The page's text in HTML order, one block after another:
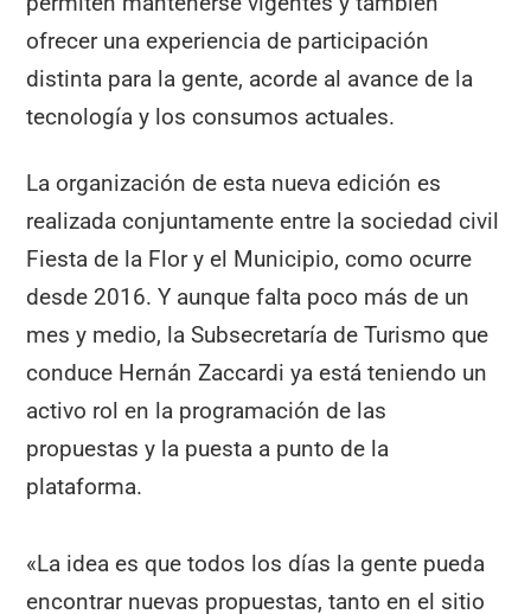
ofrecer una experiencia de participación
distinta para la gente, acorde al avance de la
tecnología y los consumos actuales.
La organización de esta nueva edición es
realizada conjuntamente entre la sociedad civil
Fiesta de la Flor y el Municipio, como ocurre
desde 2016. Y aunque falta poco más de un
mes y medio, la Subsecretaría de Turismo que
conduce Hernán Zaccardi ya está teniendo un
activo rol en la programación de las
propuestas y la puesta a punto de la
plataforma.
«La idea es que todos los días la gente pueda
encontrar nuevas propuestas, tanto en el sitio